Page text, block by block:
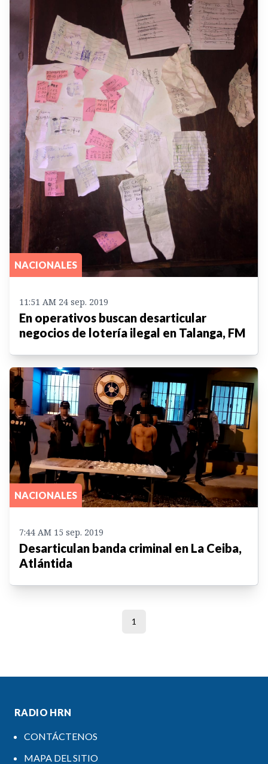
NACIONALES
11:51 AM 24 sep. 2019
En operativos buscan desarticular
negocios de lotería ilegal en Talanga, FM
NACIONALES
7:44 AM 15 sep. 2019
Desarticulan banda criminal en La Ceiba,
Atlántida
1
RADIO HRN
CONTÁCTENOS
MAPA DEL SITIO